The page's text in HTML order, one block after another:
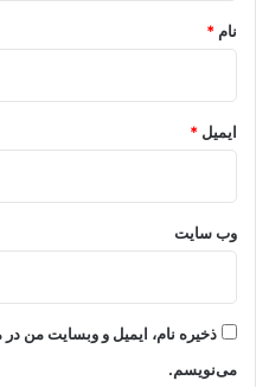
نام *
ایمیل *
وب‌ سایت
ذخیره نام، ایمیل و وبسایت من در
می‌نویسم.